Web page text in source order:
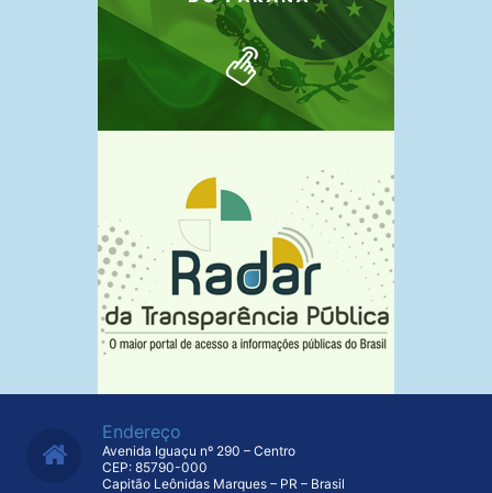
Endereço
Avenida Iguaçu nº 290 – Centro
CEP: 85790-000
Capitão Leônidas Marques – PR – Brasil